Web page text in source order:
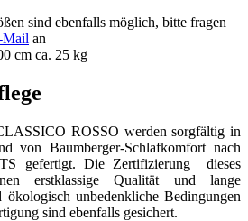
sind ebenfalls möglich, bitte fragen
Mail an
cm ca. 25 kg
ROSSO werden sorgfältig in
von Baumberger-Schlafkomfort nach
gefertigt. Die Zertifizierung dieses
erstklassige Qualität und lange
ökologisch unbedenkliche Bedingungen
sind ebenfalls gesichert.